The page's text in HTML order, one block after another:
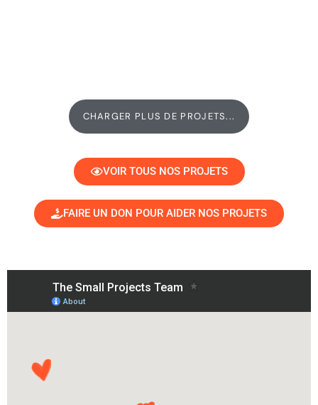
CHARGER PLUS DE PROJETS...
VOIR TOUS NOS PROJETS
FAIRE UN DON POUR AIDER NOS PROJETS